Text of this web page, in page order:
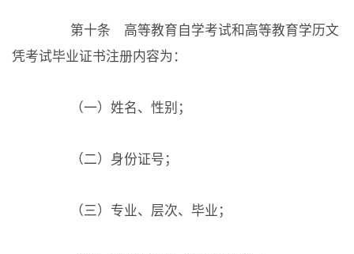
第十条 高等教育自学考试和高等教育学历文
凭考试毕业证书注册内容为：
（一）姓名、性别；
（二）身份证号；
（三）专业、层次、毕业；